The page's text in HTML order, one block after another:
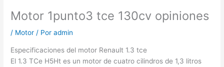
Motor 1punto3 tce 130cv opiniones
/ Motor / Poradmin
Especificaciones del motor Renault 1.3 tce
El 1.3 TCe H5Ht es un motor de cuatro cilindros de 1,3 litros